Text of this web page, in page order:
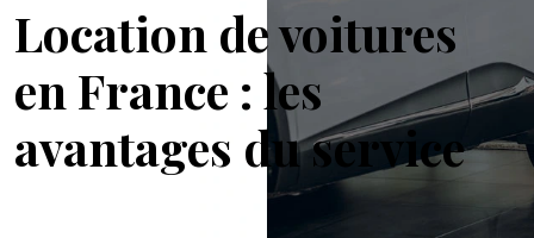
Location de voitures
en France : les
avantages du service